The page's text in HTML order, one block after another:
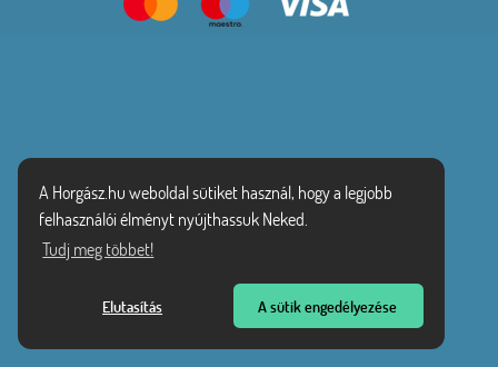
A Horgász.hu weboldal sütiket használ, hogy a legjobb
felhasználói élményt nyújthassuk Neked.
Tudj meg többet!
Elutasítás A sütik engedélyezése